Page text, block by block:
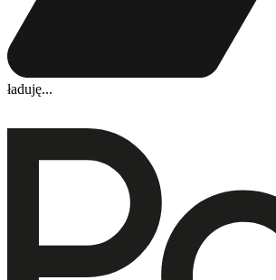
ładuję...